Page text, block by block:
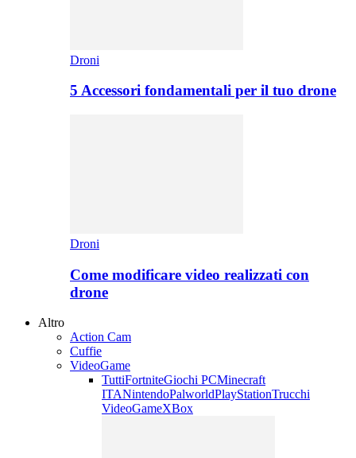
Droni
5 Accessori fondamentali per il tuo drone
Droni
Come modificare video realizzati con
drone
Altro
Action Cam
Cuffie
VideoGame
TuttiFortniteGiochi PCMinecraft
ITANintendoPalworldPlayStationTrucchi
VideoGameXBox